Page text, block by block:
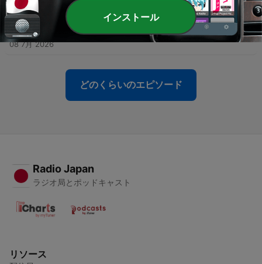
15 7月 2026
293 - EP292│鋼彈機器人
08 7月 2026
どのくらいのエピソード
Radio Japan
ラジオ局とポッドキャスト
リソース
インストール